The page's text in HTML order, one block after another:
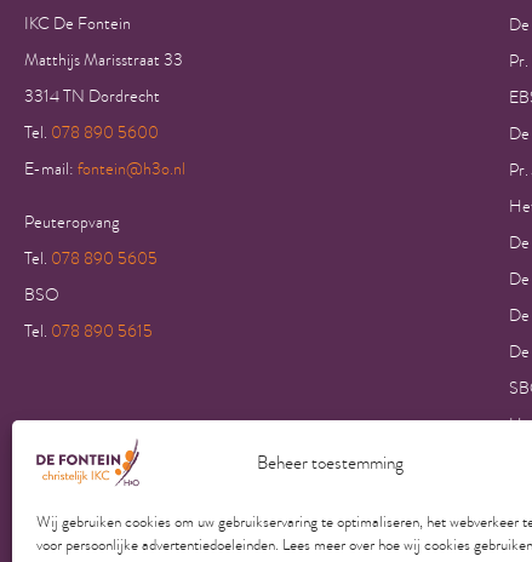
Beheer toestemming
Wij gebruiken cookies om uw gebruikservaring te optimaliseren, het webverkeer
voor persoonlijke advertentiedoeleinden. Lees meer over hoe wij cookies
IKC De Fontein
Matthijs Marisstraat 33
3314 TN Dordrecht
Tel. 078 890 5600
E-mail: fontein@h3o.nl
Peuteropvang
Tel. 078 890 5605
BSO
Tel. 078 890 5615